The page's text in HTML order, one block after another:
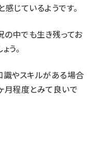
じているようです。
の中でも生き残ってお
う。
識やスキルがある場合
月程度とみて良いで